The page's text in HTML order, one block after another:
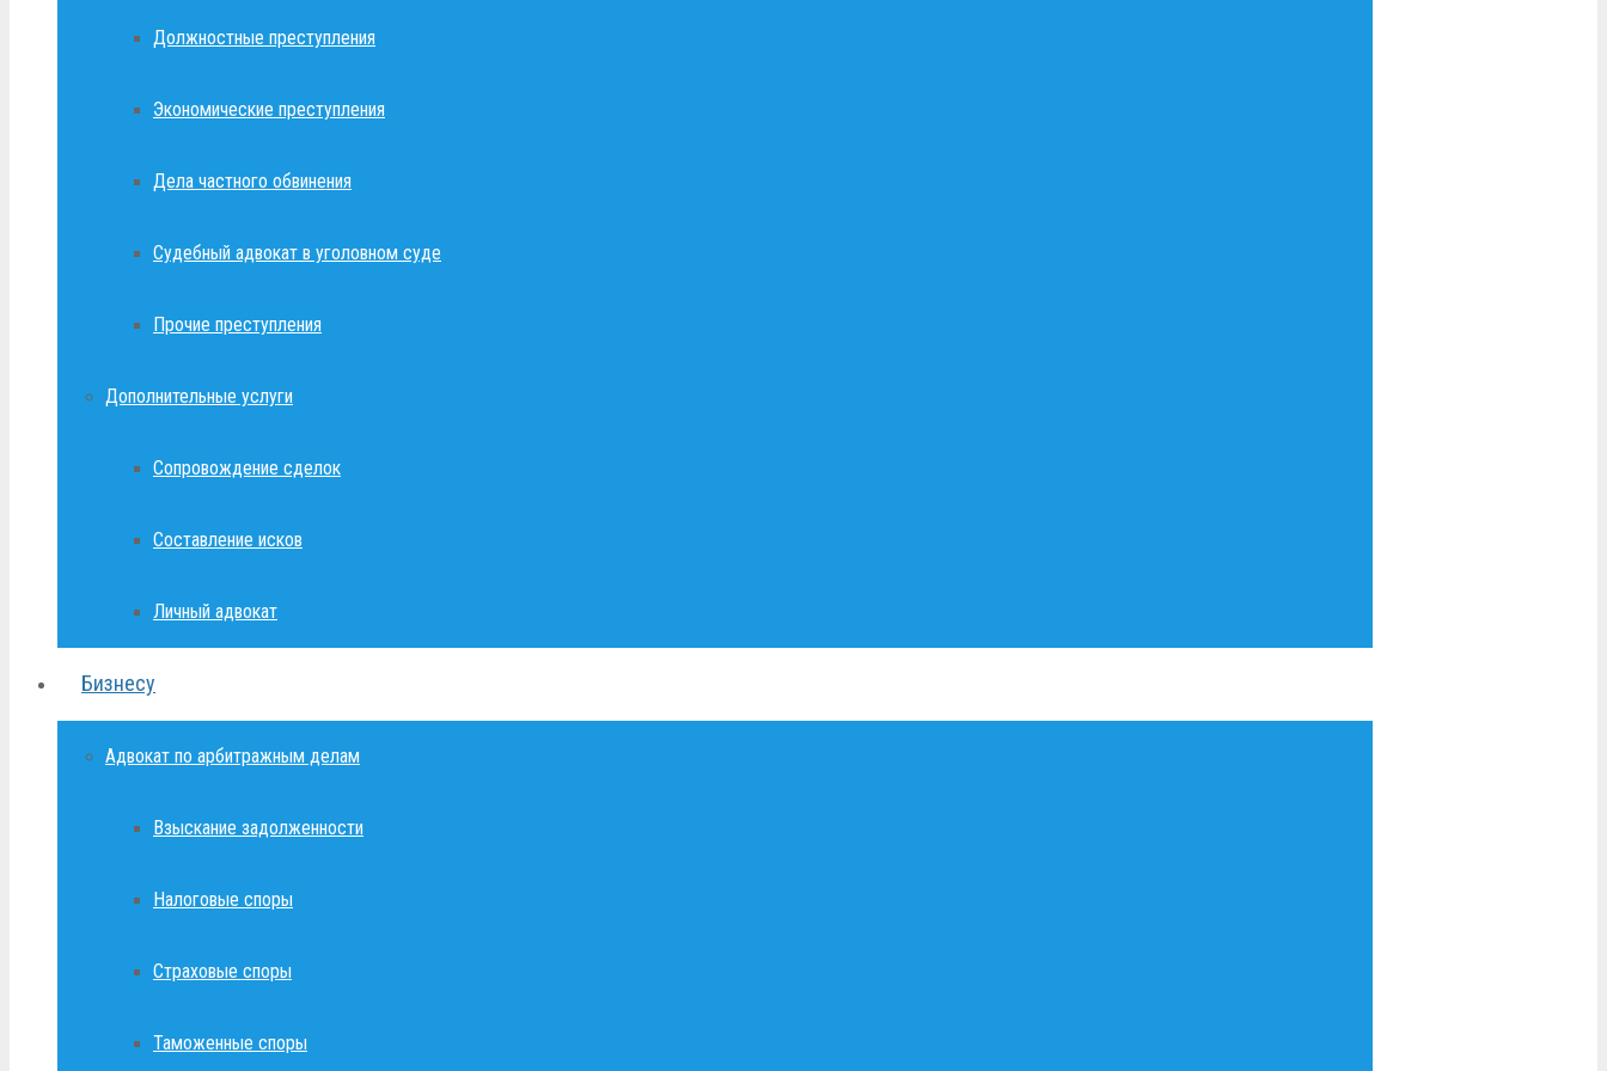
Должностные преступления
Экономические преступления
Дела частного обвинения
Судебный адвокат в уголовном суде
Прочие преступления
Дополнительные услуги
Сопровождение сделок
Составление исков
Личный адвокат
Бизнесу
Адвокат по арбитражным делам
Взыскание задолженности
Налоговые споры
Страховые споры
Таможенные споры